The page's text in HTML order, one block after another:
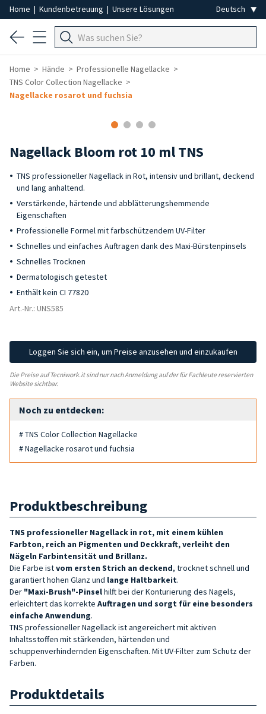
Home | Kundenbetreuung | Unsere Lösungen
Home Hände
Professionelle Nagellacke
TNS Color Collection Nagellacke
Nagellacke rosarot und fuchsia
Nagellack Bloom rot 10 ml TNS
TNS professioneller Nagellack in Rot, intensiv und brillant, deckend
und lang anhaltend.
Verstärkende, härtende und abblätterungshemmende
Eigenschaften
Professionelle Formel mit farbschützendem UV-Filter
Schnelles und einfaches Auftragen dank des Maxi-Bürstenpinsels
Schnelles Trocknen
Dermatologisch getestet
Enthält kein CI 77820
Art.-Nr.: UNS585
Loggen Sie sich ein, um Preise anzusehen und einzukaufen
Die Preise auf Tecniwork.it sind nur nach Anmeldung auf der für Fachleute reservierten
Website sichtbar.
Noch zu entdecken:
# TNS Color Collection Nagellacke
# Nagellacke rosarot und fuchsia
Produktbeschreibung
TNS professioneller Nagellack in rot, mit einem kühlen
Farbton, reich an Pigmenten und Deckkraft, verleiht den
Nägeln Farbintensität und Brillanz.
Die Farbe istvom ersten Strich an deckend, trocknet schnell und
garantiert hohen Glanz und lange Haltbarkeit.
Der "Maxi-Brush"-Pinselhilft bei der Konturierung des Nagels,
erleichtert das korrekte Auftragen und sorgt für eine besonders
einfache Anwendung.
TNS professioneller Nagellack ist angereichert mit aktiven
Inhaltsstoffen mit stärkenden, härtenden und
schuppenverhindernden Eigenschaften. Mit UV-Filter zum Schutz der
Farben.
Produktdetails